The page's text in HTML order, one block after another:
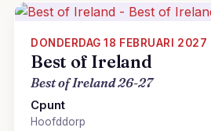
DONDERDAG 18 FEBRUARI 2027
Best of Ireland
Best of Ireland 26-27
Cpunt
Hoofddorp